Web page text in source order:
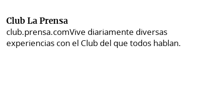
Club La Prensa
club.prensa.comVive diariamente diversas
experiencias con el Club del que todos hablan.